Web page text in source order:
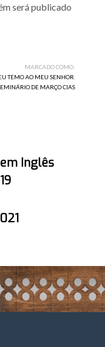
será publicado
MARCADO COMO:
TEMO AO MEU SENHOR
DE MARÇO CIAS
Inglês